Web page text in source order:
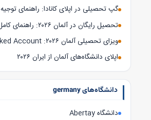
گپ تحصیلی در اپلای کانادا: راهنمای توجیه
تحصیل رایگان در آلمان ۲۰۲۶: راهنمای کامل فارسی‌زبانان
ویزای تحصیلی آلمان ۲۰۲۶: Blocked Account و مدارک
اپلای دانشگاه‌های آلمان از ایران ۲۰۲۶
دانشگاه‌های germany
دانشگاه Abertay